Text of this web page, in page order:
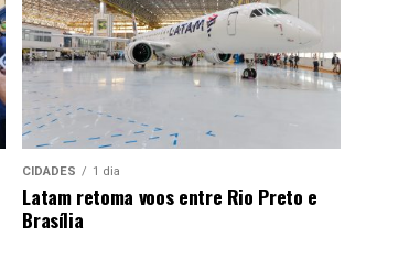
CIDADES 1 dia
Latam retoma voos entre Rio Preto e
Brasília